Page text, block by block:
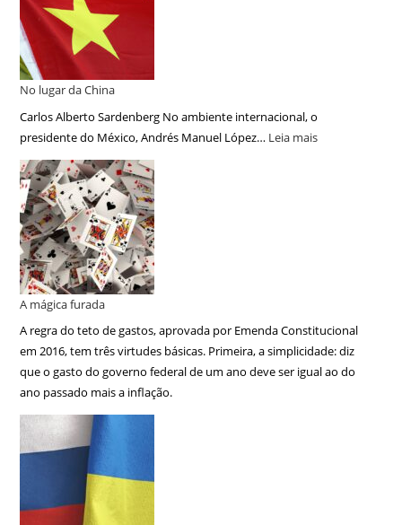
No lugar da China
Carlos Alberto Sardenberg No ambiente internacional, o
presidente do México, Andrés Manuel López… Leia mais
A mágica furada
A regra do teto de gastos, aprovada por Emenda Constitucional
em 2016, tem três virtudes básicas. Primeira, a simplicidade: diz
que o gasto do governo federal de um ano deve ser igual ao do
ano passado mais a inflação.